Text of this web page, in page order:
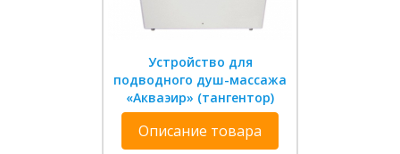
Устройство для
подводного душ-массажа
«Акваэир» (тангентор)
Описание товара